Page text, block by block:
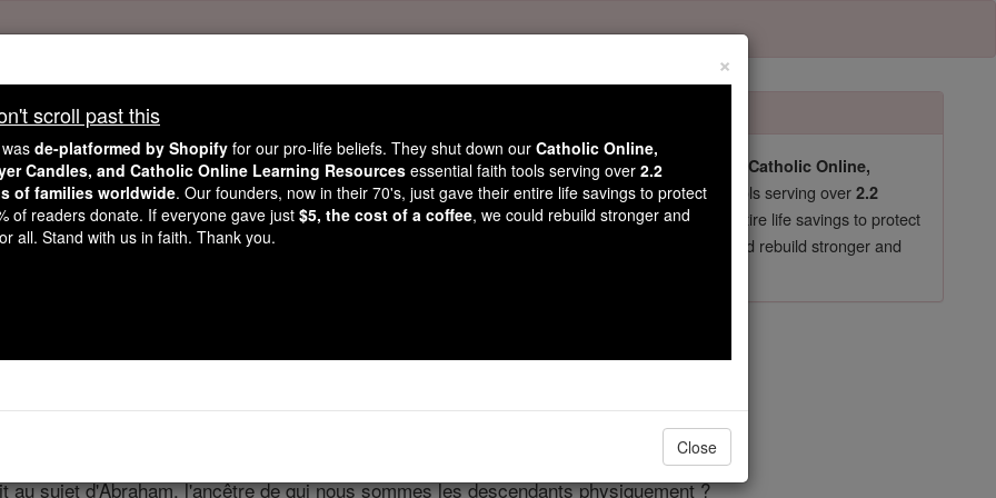
scroll past this
readers, Catholic Online wasde-platformed by Shopifyfor our pro-life beliefs. They shut down our Catholic Online,
Online School, Prayer Candles, and Catholic Online Learning Resourcesessential faith tools serving over2.2
students and millions of families worldwide . Our founders, now in their 70's, just gave their entire life savings to protect
this mission. But fewer than 2% of readers donate. If everyone gave just
, we could rebuild stronger and
Romains - Chapitre 4
4 ⌄
sujet d'Abraham, l'ancêtre de qui nous sommes les descendants physiquement ?
×
scroll past this
de-platformed by Shopify for our pro-life beliefs. They shut down our Catholic Online,
Candles, and Catholic Online Learning Resources essential faith tools serving over 2.2
of families worldwide. Our founders, now in their 70's, just gave their entire life savings to protect
of readers donate. If everyone gave just $5, the cost of a coffee, we could rebuild stronger and
all. Stand with us in faith. Thank you.
Close